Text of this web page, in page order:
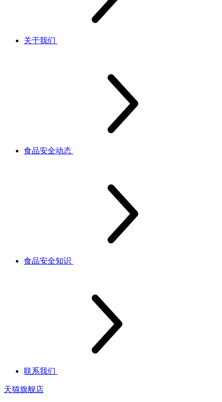
关于我们
食品安全动态
食品安全知识
联系我们
天猫旗舰店